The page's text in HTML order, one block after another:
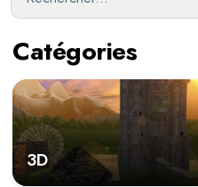
Catégories
3D